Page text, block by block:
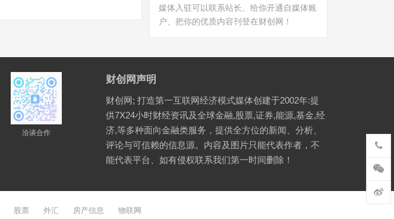
媒体入驻可以联系站长、给你开通自媒体账
户、把你的优质内容刊登在财创网！
洽谈合作
财创网声明
财创网; 打造第一互联网经济模式媒体创建于2002年:提
供7X24小时财经资讯及全球金融,股票,证券,能源,基金,经
济,等多种面向金融类服务，提供全方位的新闻、分析、
评论与可信赖的信息源。内容及图片只能代表作者，不
能代表平台、如有侵权联系我们第一时间删除！
股票 外汇 房产信息 物联网